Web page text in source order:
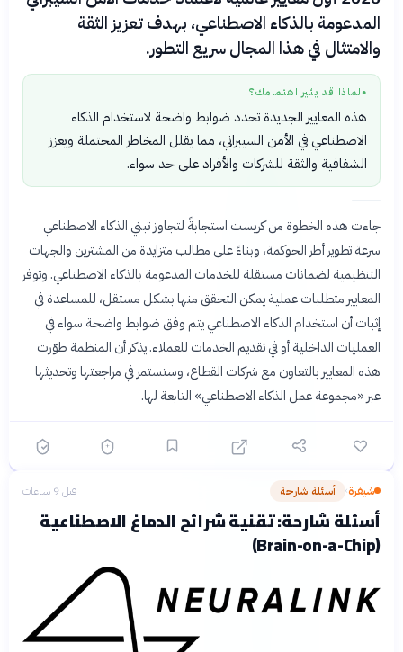
المدعومة بالذكاء الاصطناعي، بهدف تعزيز الثقة
والامتثال في هذا المجال سريع التطور.
● لماذا قد يثير اهتمامك؟
هذه المعايير الجديدة تحدد ضوابط واضحة لاستخدام الذكاء
الاصطناعي في الأمن السيبراني، مما يقلل المخاطر المحتملة ويعزز
الشفافية والثقة للشركات والأفراد على حد سواء.
جاءت هذه الخطوة من كريست استجابةً لتجاوز تبني الذكاء الاصطناعي
سرعة تطوير أطر الحوكمة، وبناءً على مطالب متزايدة من المشترين والجهات
التنظيمية لضمانات مستقلة للخدمات المدعومة بالذكاء الاصطناعي. وتوفر
المعايير متطلبات عملية يمكن التحقق منها بشكل مستقل، للمساعدة في
إثبات أن استخدام الذكاء الاصطناعي يتم وفق ضوابط واضحة سواء في
العمليات الداخلية أو في تقديم الخدمات للعملاء. يذكر أن المنظمة طوّرت
هذه المعايير بالتعاون مع شركات القطاع، وستستمر في مراجعتها وتحديثها
عبر «مجموعة عمل الذكاء الاصطناعي» التابعة لها.
شيفرة› أسئلة شارحة قبل 9 ساعات
أسئلة شارحة: تقنية شرائح الدماغ الاصطناعية
(Brain-on-a-Chip)